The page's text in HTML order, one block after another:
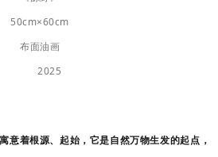
50cm×60cm
布面油画
2025
意着根源、起始，它是自然万物生发的起点，